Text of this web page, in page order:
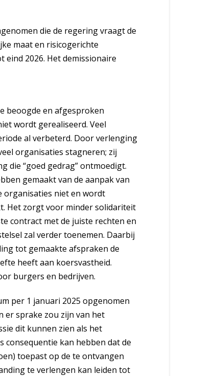
die de regering vraagt de
maat en risicogerichte
2026. Het demissionaire
beoogde en afgesproken
wordt gerealiseerd. Veel
al verbeterd. Door verlenging
organisaties stagneren; zij
die “goed gedrag” ontmoedigt.
gemaakt van de aanpak van
organisaties niet en wordt
Het zorgt voor minder solidariteit
contract met de juiste rechten en
zal verder toenemen. Daarbij
tot gemaakte afspraken de
heeft aan koersvastheid.
burgers en bedrijven.
per 1 januari 2025 opgenomen
er sprake zou zijn van het
dit kunnen zien als het
consequentie kan hebben dat de
toepast op de te ontvangen
te verlengen kan leiden tot